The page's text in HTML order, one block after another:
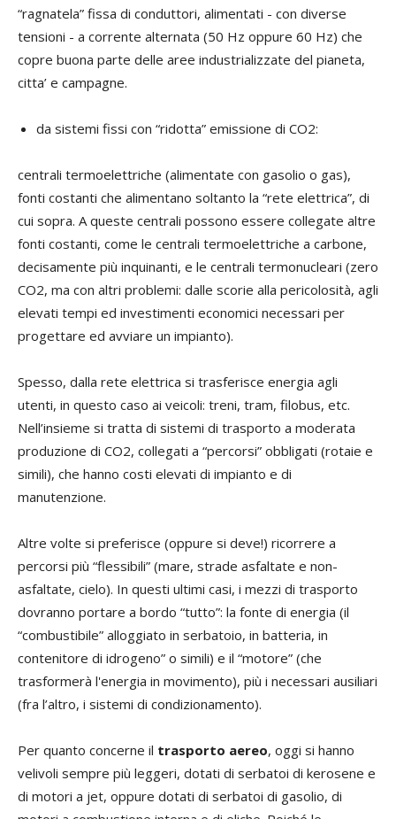
“ragnatela” fissa di conduttori, alimentati - con diverse
tensioni - a corrente alternata (50 Hz oppure 60 Hz) che
copre buona parte delle aree industrializzate del pianeta,
citta’ e campagne.
da sistemi fissi con “ridotta” emissione di CO2:
centrali termoelettriche (alimentate con gasolio o gas),
fonti costanti che alimentano soltanto la “rete elettrica”, di
cui sopra. A queste centrali possono essere collegate altre
fonti costanti, come le centrali termoelettriche a carbone,
decisamente più inquinanti, e le centrali termonucleari (zero
CO2, ma con altri problemi: dalle scorie alla pericolosità, agli
elevati tempi ed investimenti economici necessari per
progettare ed avviare un impianto).
Spesso, dalla rete elettrica si trasferisce energia agli
utenti, in questo caso ai veicoli: treni, tram, filobus, etc.
Nell’insieme si tratta di sistemi di trasporto a moderata
produzione di CO2, collegati a “percorsi” obbligati (rotaie e
simili), che hanno costi elevati di impianto e di
manutenzione.
Altre volte si preferisce (oppure si deve!) ricorrere a
percorsi più “flessibili” (mare, strade asfaltate e non-
asfaltate, cielo). In questi ultimi casi, i mezzi di trasporto
dovranno portare a bordo “tutto”: la fonte di energia (il
“combustibile” alloggiato in serbatoio, in batteria, in
contenitore di idrogeno” o simili) e il “motore” (che
trasformerà l'energia in movimento), più i necessari ausiliari
(fra l’altro, i sistemi di condizionamento).
Per quanto concerne il trasporto aereo, oggi si hanno
velivoli sempre più leggeri, dotati di serbatoi di kerosene e
di motori a jet, oppure dotati di serbatoi di gasolio, di